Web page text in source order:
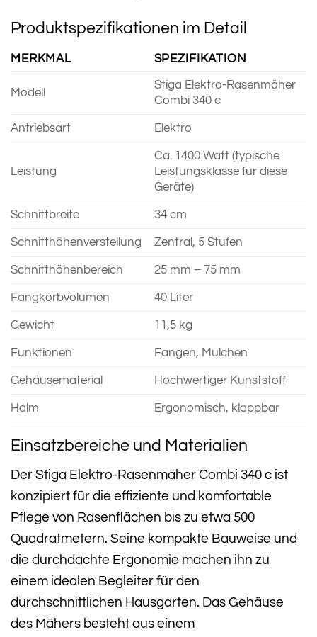
Produktspezifikationen im Detail
MERKMAL SPEZIFIKATION
Modell
Stiga Elektro-Rasenmäher
Combi 340 c
Antriebsart Elektro
Leistung
Ca. 1400 Watt (typische
Leistungsklasse für diese
Geräte)
Schnittbreite 34 cm
Schnitthöhenverstellung Zentral, 5 Stufen
Schnitthöhenbereich 25 mm – 75 mm
Fangkorbvolumen 40 Liter
Gewicht 11,5 kg
Funktionen Fangen, Mulchen
Gehäusematerial Hochwertiger Kunststoff
Holm Ergonomisch, klappbar
Einsatzbereiche und Materialien
Der Stiga Elektro-Rasenmäher Combi 340 c ist
konzipiert für die effiziente und komfortable
Pflege von Rasenflächen bis zu etwa 500
Quadratmetern. Seine kompakte Bauweise und
die durchdachte Ergonomie machen ihn zu
einem idealen Begleiter für den
durchschnittlichen Hausgarten. Das Gehäuse
des Mähers besteht aus einem